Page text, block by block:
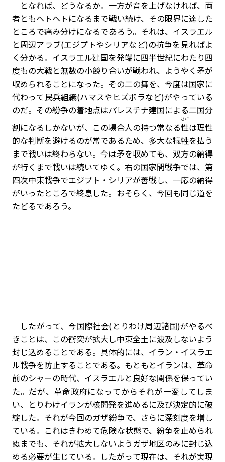
となれば、どうなるか。一方が音を上げなければ、両
者ともヘトヘトになるまで戦い続け、その限界に達した
ところで痛み分けになるであろう。それは、イスラエル
と周辺アラブ(エジプトやシリアなど)の抗争を見ればよ
く分かる。イスラエル建国を発端に四半世紀にわたり四
度もの大戦と無数の小競り合いが戦われ、ようやく矛が
収められることになった。その二の舞を、今度は国家に
代わって民兵組織(ハマスやヒズボラなど)がやっている
のだ。その紛争の着地点はパレスチナ建国による二国分
割になるしかないが、この場合人の持つ常なる性
さが
は理性
的な判断を避けるのが常であるため、多大な犠牲を払う
まで戦いは終わらない。今は矛を収めても、双方の納得
が行くまで戦いは続いてゆく。右の国家間戦争では、第
四次中東戦争でエジプト・シリアが善戦し、一応の納得
がいったところで終息した。おそらく、今回も同じ道を
たどるであろう。
したがって、今国際社会(とりわけ周辺諸国)がやるべ
きことは、この衝突が拡大し中東全土に波及しないよう
封じ込めることである。具体的には、イラン・イスラエ
ル戦争を防止することである。もともとイランは、革命
前のシャーの時代、イスラエルと良好な関係を保ってい
た。だが、革命政府になってからそれが一変してしま
い、とりわけイランが核開発を進めるに及び決定的に破
綻した。それが今回のガザ紛争で、さらに深刻度を増し
ている。これはきわめて危険な状態で、紛争を止められ
ぬまでも、それが拡大しないようガザ地区のみに封じ込
める必要が生じている。したがって現在は、それが実現